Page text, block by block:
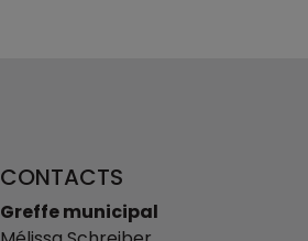
CONTACTS
Greffe municipal